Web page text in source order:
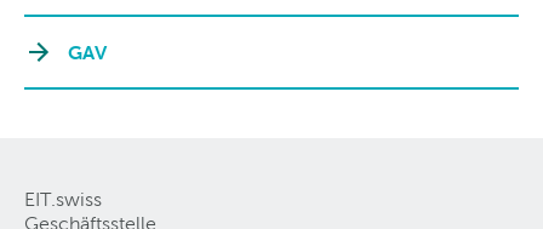
GAV
EIT.swiss
Geschäftsstelle